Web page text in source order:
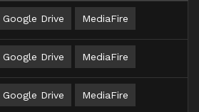
Google Drive MediaFire
Google Drive MediaFire
Google Drive MediaFire